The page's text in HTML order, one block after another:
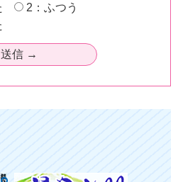
2：ふつう